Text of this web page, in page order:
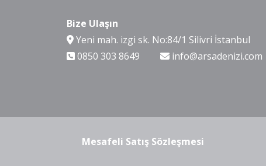
Bize Ulaşın
Yeni mah. izgi sk. No:84/1 Silivri İstanbul
0850 303 8649
info@arsadenizi.com
Mesafeli Satış Sözleşmesi